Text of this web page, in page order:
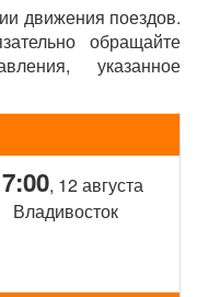
движения поездов.
обращайте
указанное
, 12 августа
Владивосток